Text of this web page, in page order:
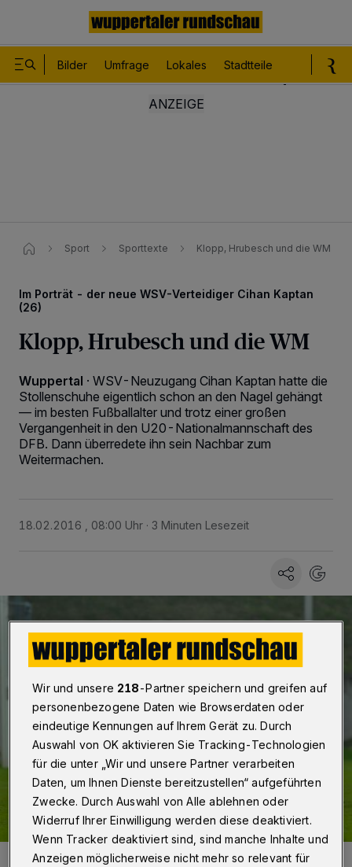
Bilder Umfrage Lokales Stadtteile
Sport Sporttexte Klopp, Hrubesch und die WM
Im Porträt - der neue WSV-Verteidiger Cihan Kaptan
(26)
Klopp, Hrubesch und die WM
Wuppertal · WSV-Neuzugang Cihan Kaptan hatte die
Stollenschuhe eigentlich schon an den Nagel gehängt
— im besten Fußballalter und trotz einer großen
Vergangenheit in den U20-Nationalmannschaft des
DFB. Dann überredete ihn sein Nachbar zum
Weitermachen.
18.02.2016 , 08:00 Uhr 3 Minuten Lesezeit
Cihan Kaptan in Aktion: Noch darf der 26-Jährige aber nicht offiziell
Wir und unsere 218-Partner speichern und greifen auf
personenbezogene Daten wie Browserdaten oder
eindeutige Kennungen auf Ihrem Gerät zu. Durch
Auswahl von OK aktivieren Sie Tracking-Technologien
für die unter „Wir und unsere Partner verarbeiten
Daten, um Ihnen Dienste bereitzustellen“ aufgeführten
Zwecke. Durch Auswahl von Alle ablehnen oder
Widerruf Ihrer Einwilligung werden diese deaktiviert.
Wenn Tracker deaktiviert sind, sind manche Inhalte und
Anzeigen möglicherweise nicht mehr so relevant für